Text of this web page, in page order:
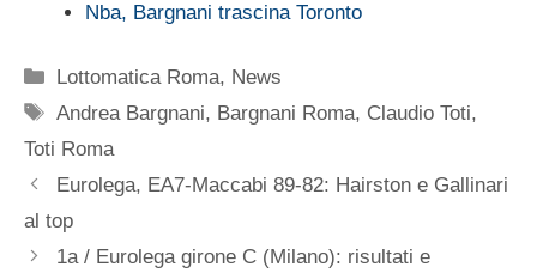
Nba, Bargnani trascina Toronto
Categorie
Lottomatica Roma, News
Tag
Andrea Bargnani, Bargnani Roma, Claudio Toti,
Toti Roma
Eurolega, EA7-Maccabi 89-82: Hairston e Gallinari
al top
1a / Eurolega girone C (Milano): risultati e